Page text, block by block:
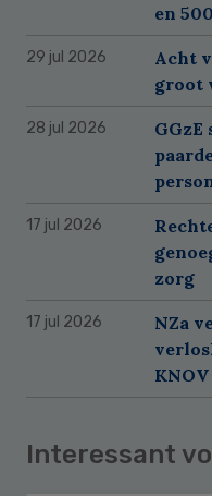
en
29 jul 2026
Acht
groot
28 jul 2026
17 jul 2026
zorg
17 jul 2026
NZa
KNOV
Interessant